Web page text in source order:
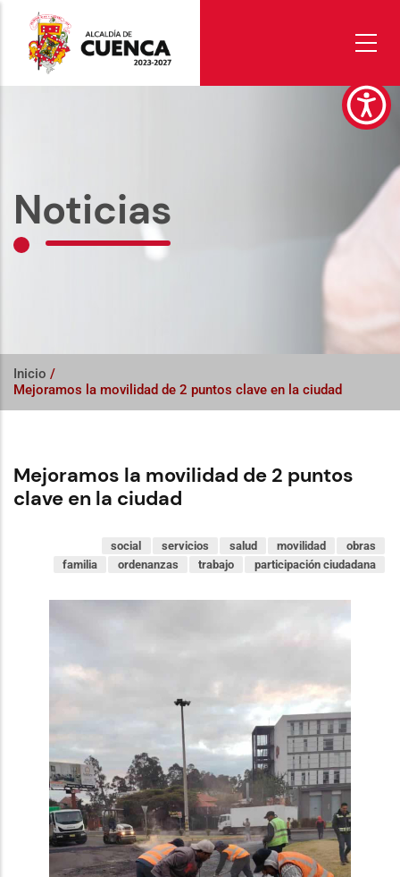
contenido
principal
Noticias
Inicio /
Mejoramos la movilidad de 2 puntos clave en la ciudad
Mejoramos la movilidad de 2 puntos
clave en la ciudad
obras
movilidad
salud
servicios
social
participación ciudadana
trabajo
ordenanzas
familia